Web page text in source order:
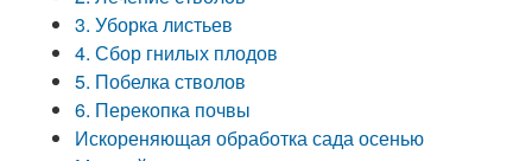
3. Уборка листьев
4. Сбор гнилых плодов
5. Побелка стволов
6. Перекопка почвы
Искореняющая обработка сада осенью